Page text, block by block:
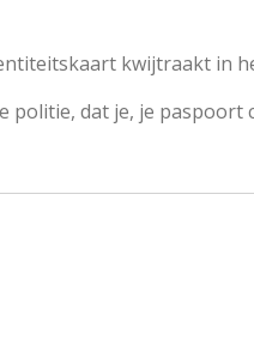
kwijtraakt in
dat je, je paspoort